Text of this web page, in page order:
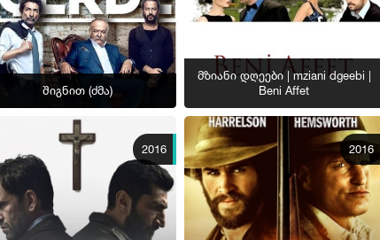
შიგნით (ძმა)
მზიანი დღეები | mziani dgeebi |
Beni Affet
2016 2016